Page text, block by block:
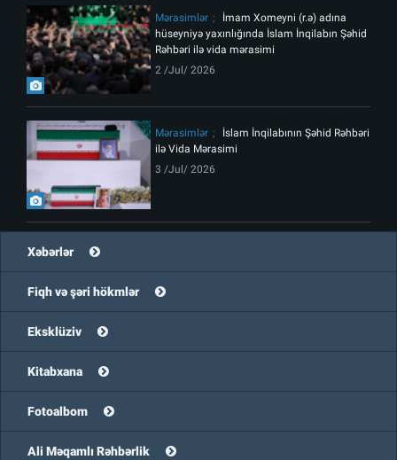
Mərasimlər
İmam Xomeyni (r.ə) adına
hüseyniyə yaxınlığında İslam İnqilabın Şəhid
Rəhbəri ilə vida mərasimi
2 /Jul/ 2026
Mərasimlər
İslam İnqilabının Şəhid Rəhbəri
ilə Vida Mərasimi
3 /Jul/ 2026
Xəbərlər
Fiqh və şəri hökmlər
Eksklüziv
Kitabxana
Fotoalbom
Ali Məqamlı Rəhbərlik